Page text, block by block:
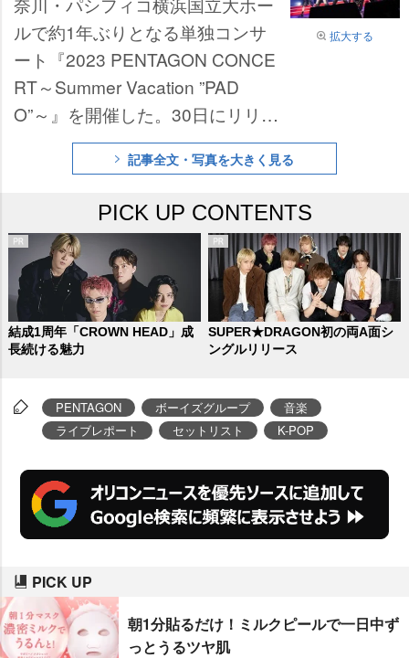
拡大する
ルで約1年ぶりとなる単独コンサ
ート『2023 PENTAGON CONCE
RT～Summer Vacation ”PAD
O”～』を開催した。30日にリリー
スした日本6thミニアルバム『PAD
O』を引っ提げ、メンバーが“最高
ファンであるUNIVERSEを楽しま
せた。
記事全文・写真を大きく見る
PICK UP CONTENTS
結成1周年「CROWN HEAD」成
長続ける魅力
SUPER★DRAGON初の両A面シ
ングルリリース
PENTAGON ボーイズグループ
音楽
ライブレポート
セットリスト K-POP
PICK UP
朝1分貼るだけ！ミルクピールで一日中ず
っとうるツヤ肌